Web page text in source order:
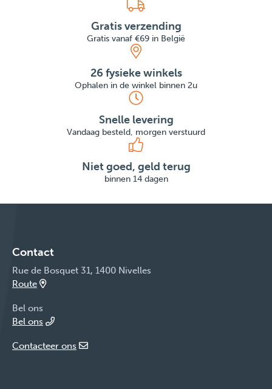
Gratis verzending
Gratis vanaf €69 in België
26 fysieke winkels
Ophalen in de winkel binnen 2u
Snelle levering
Vandaag besteld, morgen verstuurd
Niet goed, geld terug
binnen 14 dagen
Contact
Rue de Bosquet 31, 1400 Nivelles
Route
Bel ons
Bel ons
Contacteer ons